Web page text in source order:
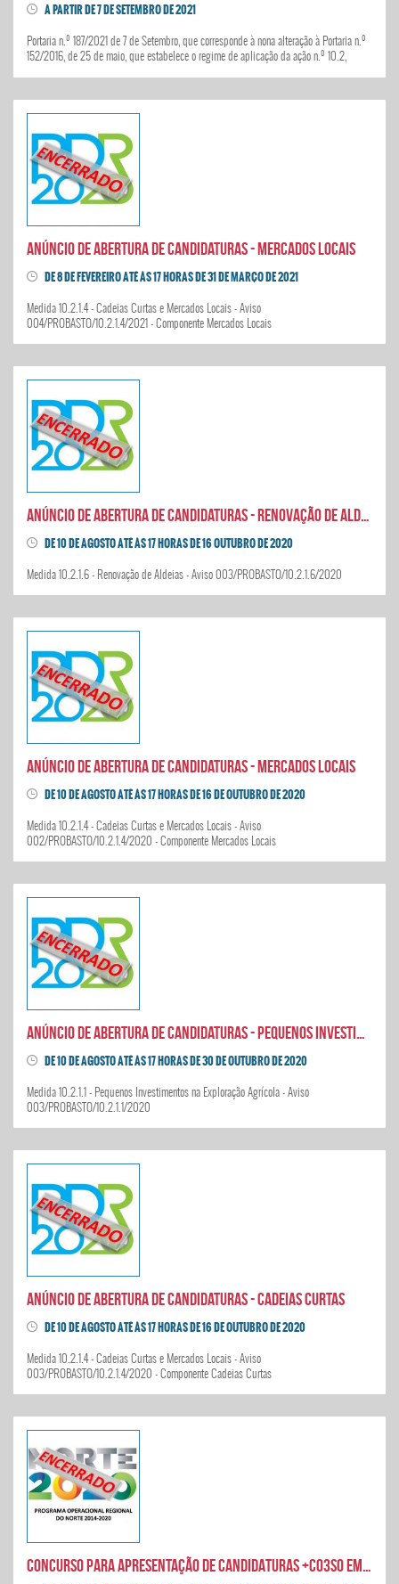
A PARTIR DE 7 DE SETEMBRO DE 2021
Portaria n.º 187/2021 de 7 de Setembro, que corresponde à nona alteração à Portaria n.º
152/2016, de 25 de maio, que estabelece o regime de aplicação da ação n.º 10.2,
Anúncio de abertura de candidaturas - Mercados Locais
DE 8 DE FEVEREIRO ATÉ ÀS 17 HORAS DE 31 DE MARÇO DE 2021
Medida 10.2.1.4 - Cadeias Curtas e Mercados Locais - Aviso
004/PROBASTO/10.2.1.4/2021 - Componente Mercados Locais
Anúncio de abertura de candidaturas - Renovação de Aldeias
DE 10 DE AGOSTO ATÉ ÀS 17 HORAS DE 16 OUTUBRO DE 2020
Medida 10.2.1.6 - Renovação de Aldeias - Aviso 003/PROBASTO/10.2.1.6/2020
Anúncio de abertura de candidaturas - Mercados Locais
DE 10 DE AGOSTO ATÉ ÀS 17 HORAS DE 16 DE OUTUBRO DE 2020
Medida 10.2.1.4 - Cadeias Curtas e Mercados Locais - Aviso
002/PROBASTO/10.2.1.4/2020 - Componente Mercados Locais
Anúncio de abertura de candidaturas - Pequenos Investimentos na Exploração Agrícola
DE 10 DE AGOSTO ATÉ ÀS 17 HORAS DE 30 DE OUTUBRO DE 2020
Medida 10.2.1.1 - Pequenos Investimentos na Exploração Agrícola - Aviso
003/PROBASTO/10.2.1.1/2020
Anúncio de abertura de candidaturas - Cadeias Curtas
DE 10 DE AGOSTO ATÉ ÀS 17 HORAS DE 16 DE OUTUBRO DE 2020
Medida 10.2.1.4 - Cadeias Curtas e Mercados Locais - Aviso
003/PROBASTO/10.2.1.4/2020 - Componente Cadeias Curtas
CONCURSO PARA APRESENTAÇÃO DE CANDIDATURAS +CO3SO EMPREGO – INTERIOR